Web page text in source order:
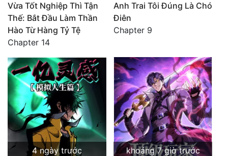
Vừa Tốt Nghiệp Thì Tận
Thế: Bắt Đầu Làm Thần
Hào Từ Hàng Tỷ Tệ
Chapter 14
Anh Trai Tôi Đúng Là Chó
Điên
Chapter 9
4 ngày trước
khoảng 7 giờ trước